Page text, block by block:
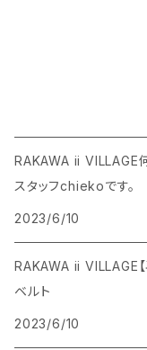
RAKAWA ii VILLAGE
スタッフchiekoです。
2023/6/10
RAKAWA ii VILLAGE【
ベルト
2023/6/10